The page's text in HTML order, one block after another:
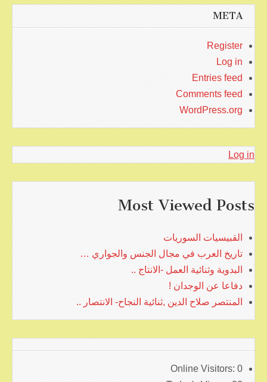
META
Register
Log in
Entries feed
Comments feed
WordPress.org
Log in
Most Viewed Posts
القبيسيات السوريات
تاريخ العرب في مجال الجنس والجواري …
البدوية وثنائية العمل -الانتاج ..
دفاعا عن الوجدان !
المنتصر صلاح الدين ,ثنائية النجاح- الانتصار ..
Online Visitors: 0